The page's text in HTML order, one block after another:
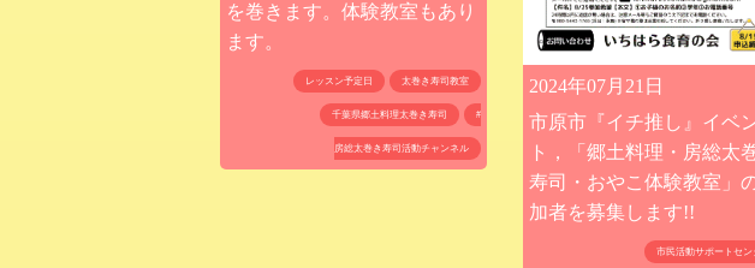
を巻きます。体験教室もあり
ます。
レッスン予定日 太巻き寿司教室
千葉県郷土料理太巻き寿司 #
房総太巻き寿司活動チャンネル
2024年07月21日
市原市『イチ推し』イベ
ト，「郷土料理・房総太
寿司・おやこ体験教室」
加者を募集します!!
市民活動サポートセン